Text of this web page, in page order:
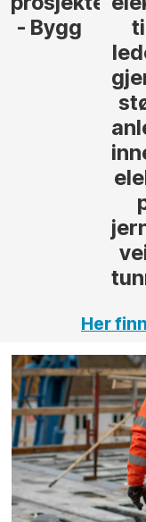
Elektro
Automasjon
Her